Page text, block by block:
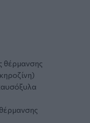
θέρμανσης